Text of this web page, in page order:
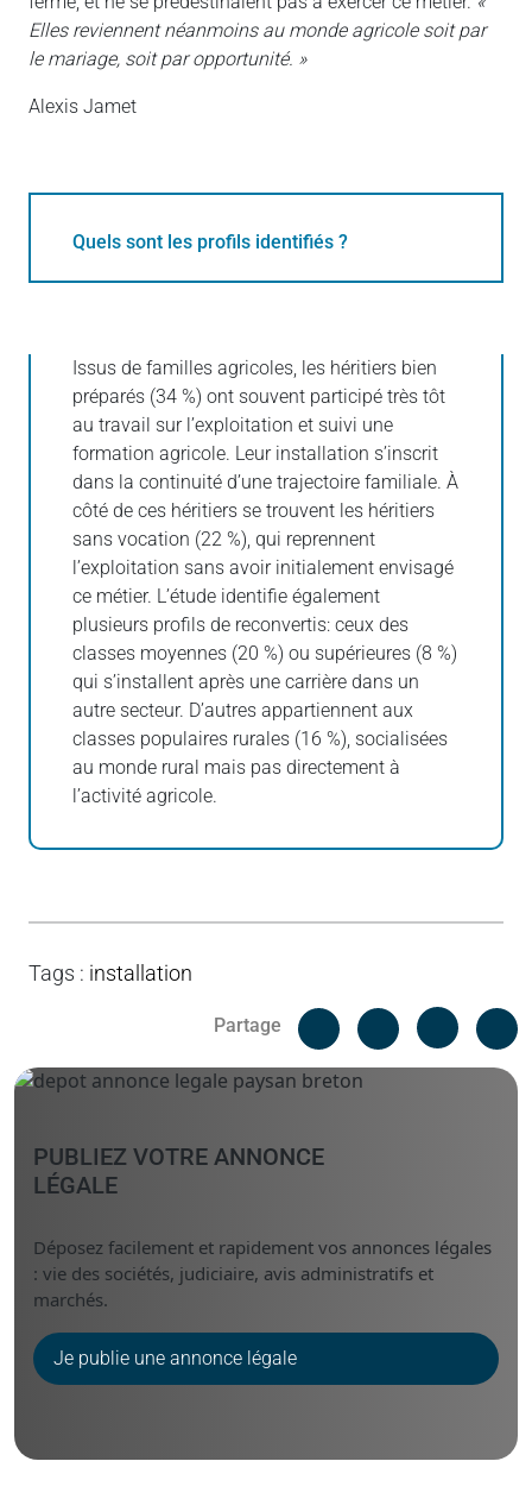
Elles reviennent néanmoins au monde agricole soit par
le mariage, soit par opportunité. »
Alexis Jamet
Quels sont les profils identifiés ?
Issus de familles agricoles, les héritiers bien
préparés (34 %) ont souvent participé très tôt
au travail sur l’exploitation et suivi une
formation agricole. Leur installation s’inscrit
dans la continuité d’une trajectoire familiale. À
côté de ces héritiers se trouvent les héritiers
sans vocation (22 %), qui reprennent
l’exploitation sans avoir initialement envisagé
ce métier. L’étude identifie également
plusieurs profils de reconvertis: ceux des
classes moyennes (20 %) ou supérieures (8 %)
qui s’installent après une carrière dans un
autre secteur. D’autres appartiennent aux
classes populaires rurales (16 %), socialisées
au monde rural mais pas directement à
l’activité agricole.
Tags : installation
Partage
Facebook
Linked
PUBLIEZ VOTRE ANNONCE
LÉGALE
Déposez facilement et rapidement vos annonces légales
: vie des sociétés, judiciaire, avis administratifs et
marchés.
Je publie une annonce légale